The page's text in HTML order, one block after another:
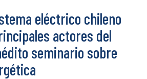
eléctrico chileno
actores del
seminario sobre